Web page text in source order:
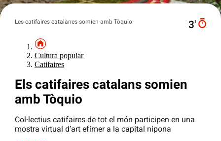
Les catifaires catalanes somien amb Tòquio 3′
Cultura popular
Catifaires
Els catifaires catalans somien
amb Tòquio
Col·lectius catifaires de tot el món participen en una
mostra virtual d’art efímer a la capital nipona